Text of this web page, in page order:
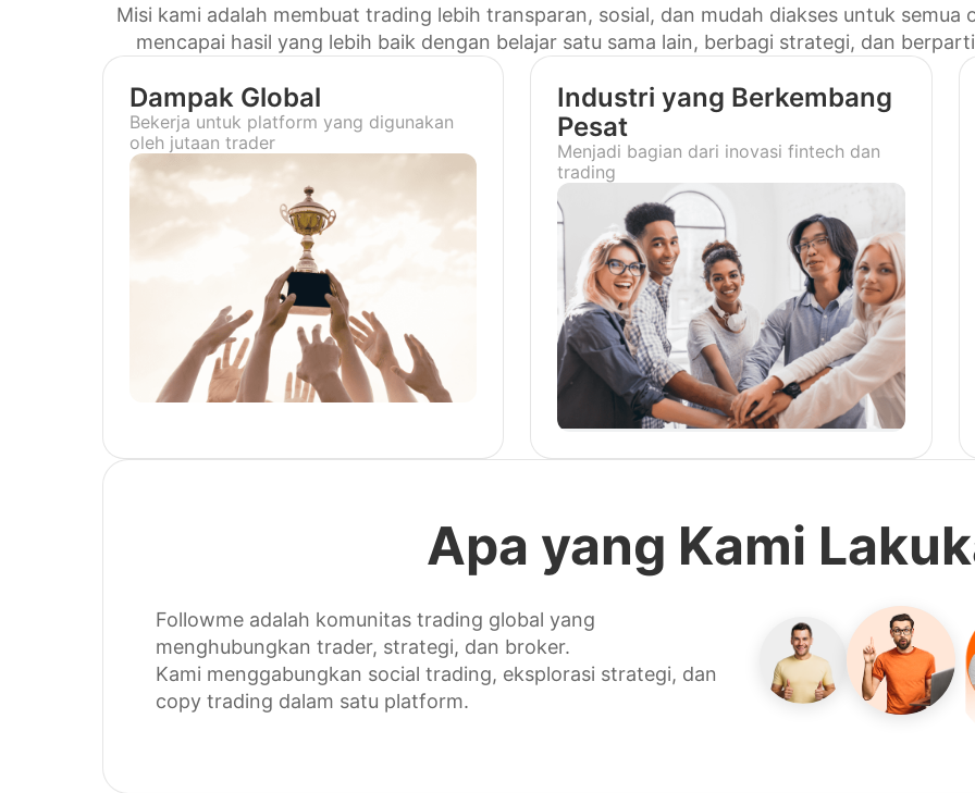
Misi kami adalah membuat trading lebih transparan, sosial, dan mudah diakses untuk
mencapai hasil yang lebih baik dengan belajar satu sama lain, berbagi strategi, dan
Dampak Global
Bekerja untuk platform yang digunakan
oleh jutaan trader
Industri yang Berkembang
Pesat
Menjadi bagian dari inovasi fintech dan
trading
Apa yang Kami
Followme adalah komunitas trading global yang
menghubungkan trader, strategi, dan broker.
Kami menggabungkan social trading, eksplorasi strategi, dan
copy trading dalam satu platform.